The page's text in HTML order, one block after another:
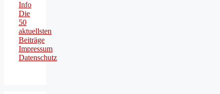
Info
Die
50
aktuellsten
Beiträge
Impressum
Datenschutz